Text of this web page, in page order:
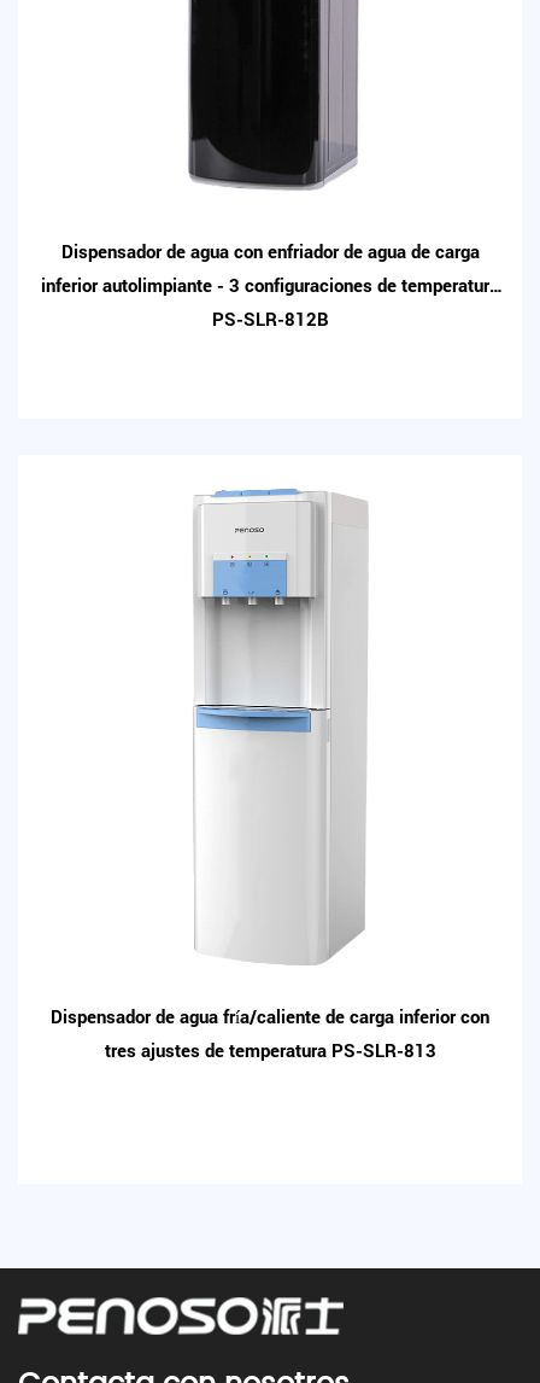
Dispensador de agua con enfriador de agua de carga
inferior autolimpiante - 3 configuraciones de temperatura
PS-SLR-812B
Dispensador de agua fría/caliente de carga inferior con
tres ajustes de temperatura PS-SLR-813